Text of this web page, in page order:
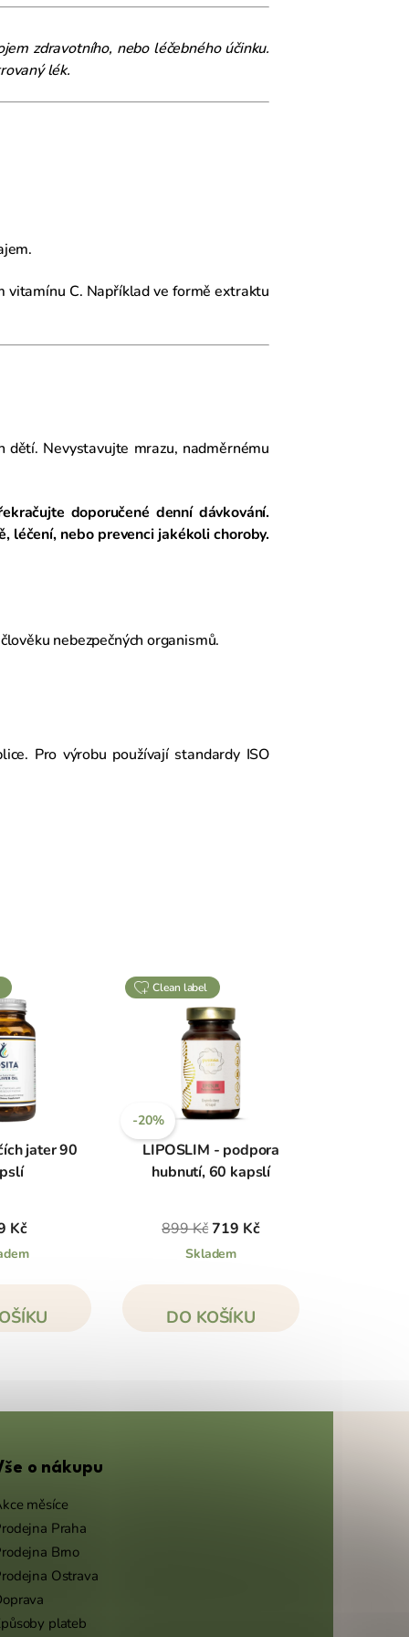
zdravotního, nebo léčebného účinku.
lék.
vitamínu C. Například ve formě extraktu
Nevystavujte mrazu, nadměrnému
doporučené denní dávkování.
léčení, nebo prevenci jakékoli choroby.
nebezpečných organismů.
Pro výrobu používají standardy ISO
jater 90
Kč
clean label
-20%
LIPOSLIM - podpora
hubnutí, 60 kapslí
899 Kč719 Kč
Skladem
DO KOŠÍKU
o nákupu
měsíce
Praha
Brno
Ostrava
plateb